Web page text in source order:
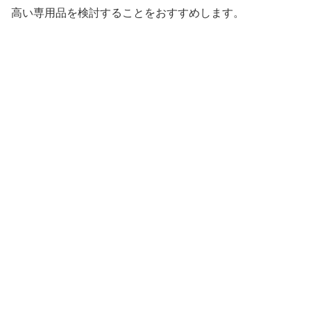
高い専用品を検討することをおすすめします。